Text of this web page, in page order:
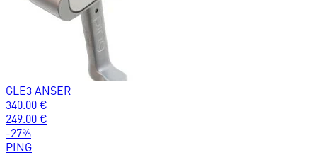
GLE3 ANSER
340.00 €
249.00 €
-27%
PING